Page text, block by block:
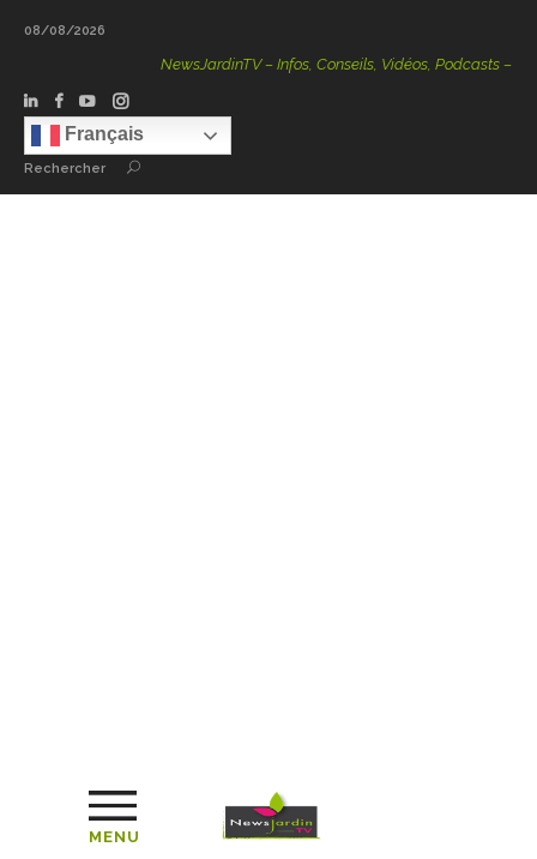
08/08/2026
NewsJardinTV – Infos, Conseils, Vidéos, Podcasts – 100
Français
Rechercher
MENU